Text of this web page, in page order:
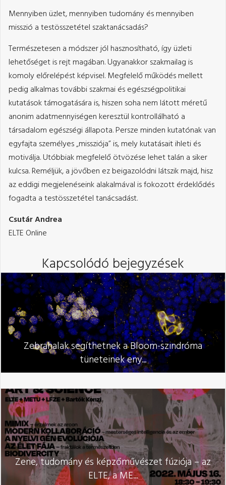
Mennyiben üzlet, mennyiben tudomány és mennyiben
misszió a testösszetétel szaktanácsadás?
Természetesen a módszer jól hasznosítható, így üzleti
lehetőséget is rejt magában. Ugyanakkor szakmailag is
komoly előrelépést képvisel. Megfelelő működés mellett
pedig alkalmas további szakmai és egészségpolitikai
kutatások támogatására is, hiszen soha nem látott méretű
anonim adatmennyiségen keresztül kontrollálható a
társadalom egészségi állapota. Persze minden kutatónak van
egyfajta személyes „missziója” is, mely kutatásait ihleti és
motiválja. Utóbbiak megfelelő ötvözése lehet talán a siker
kulcsa. Reméljük, a jövőben ez beigazolódni látszik majd, hisz
az eddigi megjelenéseink alakalmával is fokozott érdeklődés
fogadta a testösszetétel tanácsadást.
Csutár Andrea
ELTE Online
Kapcsolódó bejegyzések
Zebrahalak segíthetnek a Bloom-szindróma
tüneteinek eny...
Zene, tudomány és képzőművészet fúziója – az
ELTE, a ME...